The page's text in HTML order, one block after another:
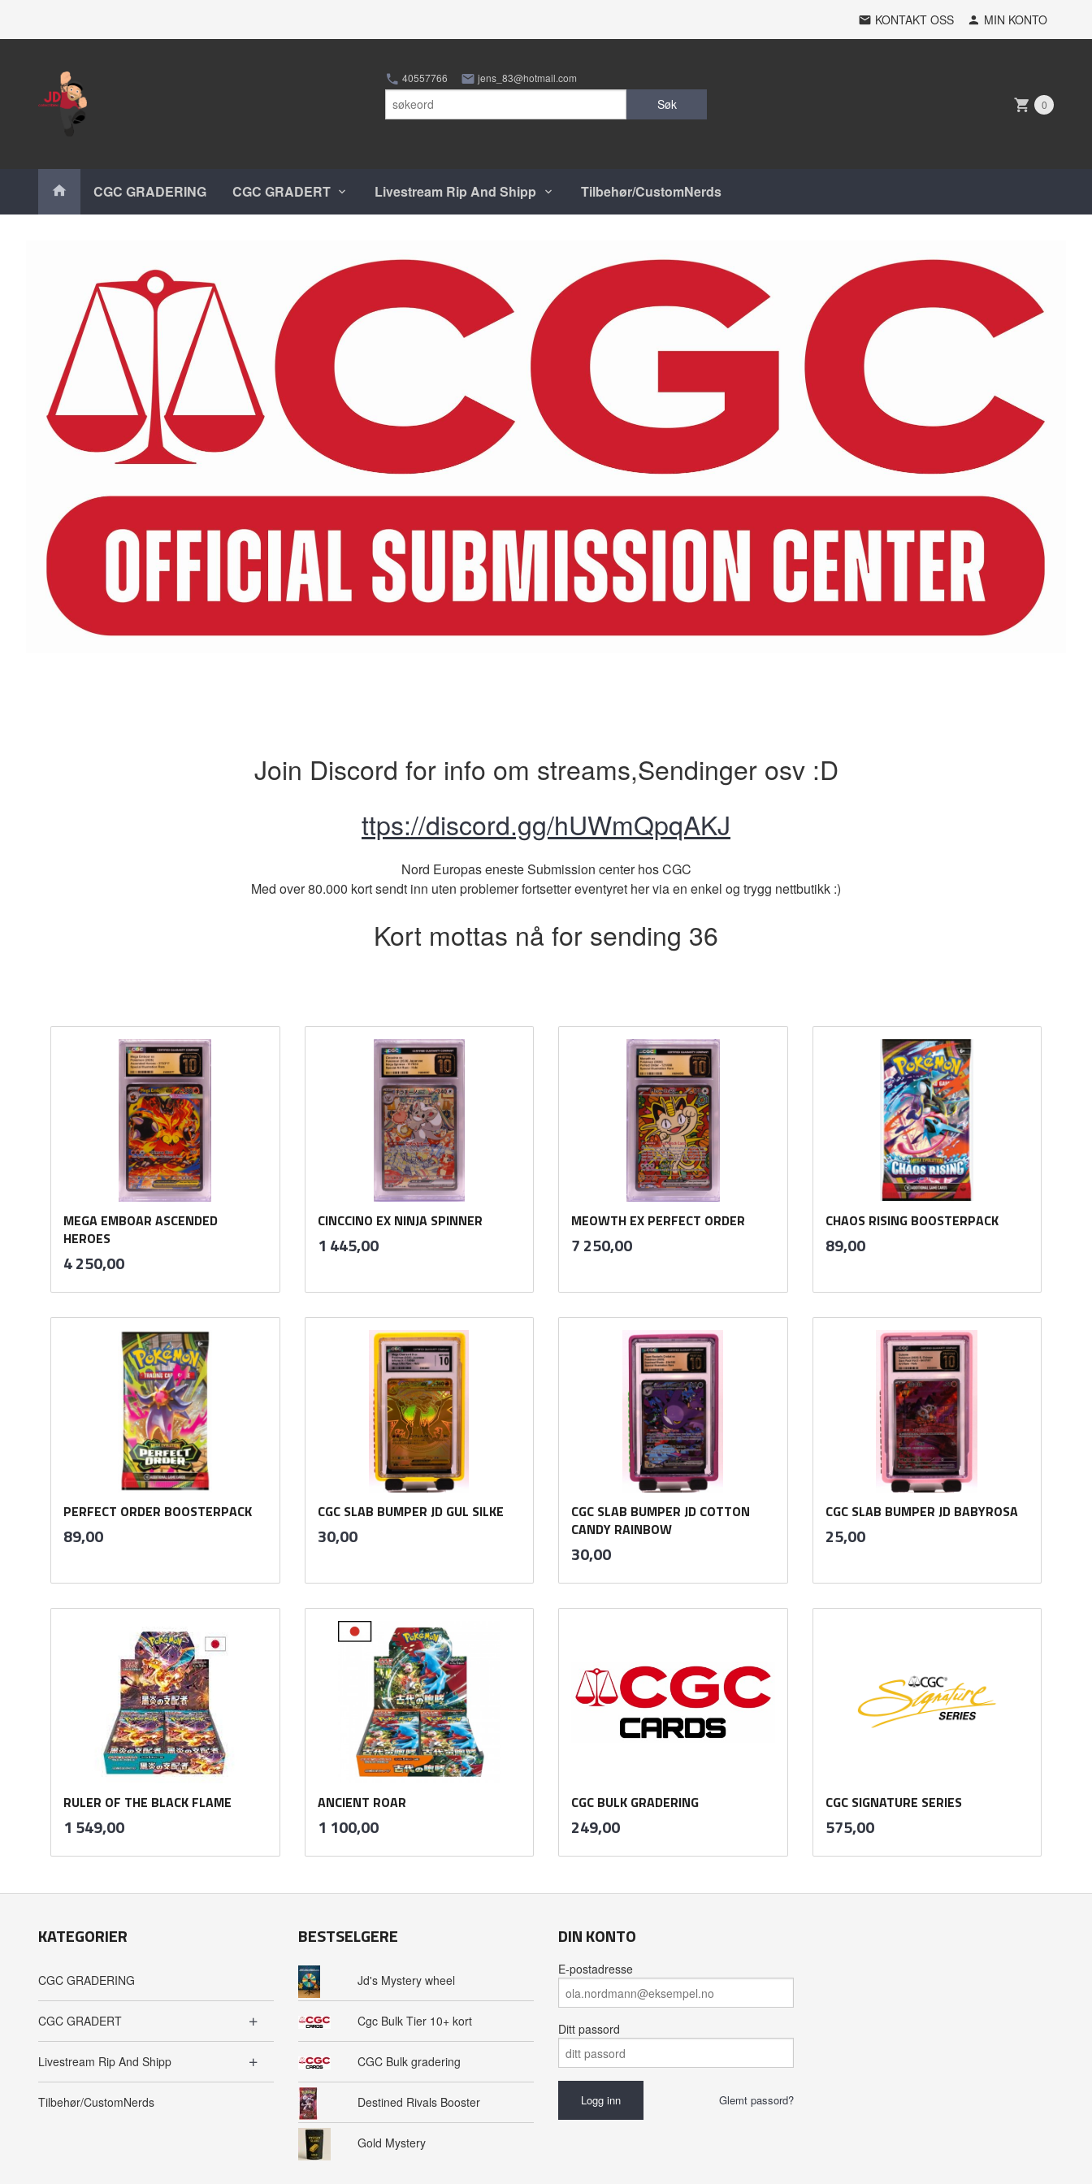
KONTAKT OSS MIN KONTO
40557766 jens_83@hotmail.com
Søk 0
Produkter
CGC GRADERING CGC GRADERT Livestream Rip And Shipp Tilbehør/CustomNerds
Join Discord for info om streams,Sendinger osv :D
ttps://discord.gg/hUWmQpqAKJ
Nord Europas eneste Submission center hos CGC
Med over 80.000 kort sendt inn uten problemer fortsetter eventyret her via en enkel og trygg nettbutikk :)
Kort mottas nå for sending 36
MEGA EMBOAR ASCENDED
HEROES
Pris
4 250,00mva.
Kjøp
CINCCINO EX NINJA SPINNER
Pris
1 445,00mva.
Kjøp
MEOWTH EX PERFECT ORDER
Pris
7 250,00mva.
Kjøp
CHAOS RISING BOOSTERPACK
Pris
89,00mva.
Kjøp
PERFECT ORDER BOOSTERPACK
Pris
89,00mva.
CGC SLAB BUMPER JD GUL SILKE
Pris
30,00mva.
CGC SLAB BUMPER JD COTTON
CANDY RAINBOW
Pris
30,00mva.
CGC SLAB BUMPER JD BABYROSA
Pris
25,00mva.
RULER OF THE BLACK FLAME
Pris
1 549,00mva.
Kjøp
ANCIENT ROAR
Pris
1 100,00mva.
Kjøp
CGC BULK GRADERING
Pris
249,00mva.
Kjøp
CGC SIGNATURE SERIES
Pris
575,00mva.
Kjøp
KATEGORIER
CGC GRADERING
CGC GRADERT
Livestream Rip And Shipp
Tilbehør/CustomNerds
BESTSELGERE
Jd's Mystery wheel
Cgc Bulk Tier 10+ kort
CGC Bulk gradering
Destined Rivals Booster
Gold Mystery
DIN KONTO
E-postadresse
Ditt passord
Glemt passord?